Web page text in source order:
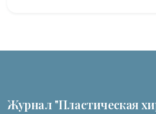
Журнал "Пластическая